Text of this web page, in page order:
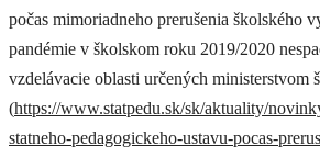
Maturita "po novom"
Legislatíva
počas mimoriadneho prerušenia školského
pandémie v školskom roku 2019/2020
vzdelávacie oblasti určených ministerstvom
(https://www.statpedu.sk/sk/aktuality/
statneho-pedagogickeho-ustavu-pocas-